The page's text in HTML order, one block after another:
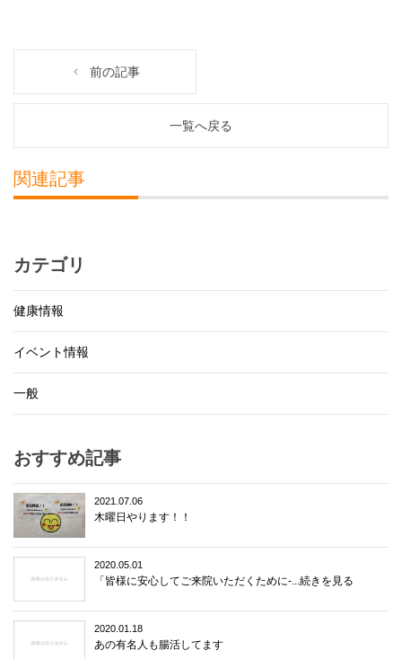
前の記事
一覧へ戻る
関連記事
カテゴリ
健康情報
イベント情報
一般
おすすめ記事
2021.07.06
木曜日やります！！
2020.05.01
「皆様に安心してご来院いただくために-...続きを見る
2020.01.18
あの有名人も腸活してます